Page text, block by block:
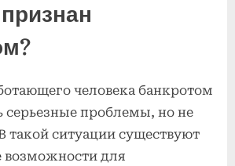
человека банкротом
серьезные проблемы, но не
такой ситуации существуют
возможности для